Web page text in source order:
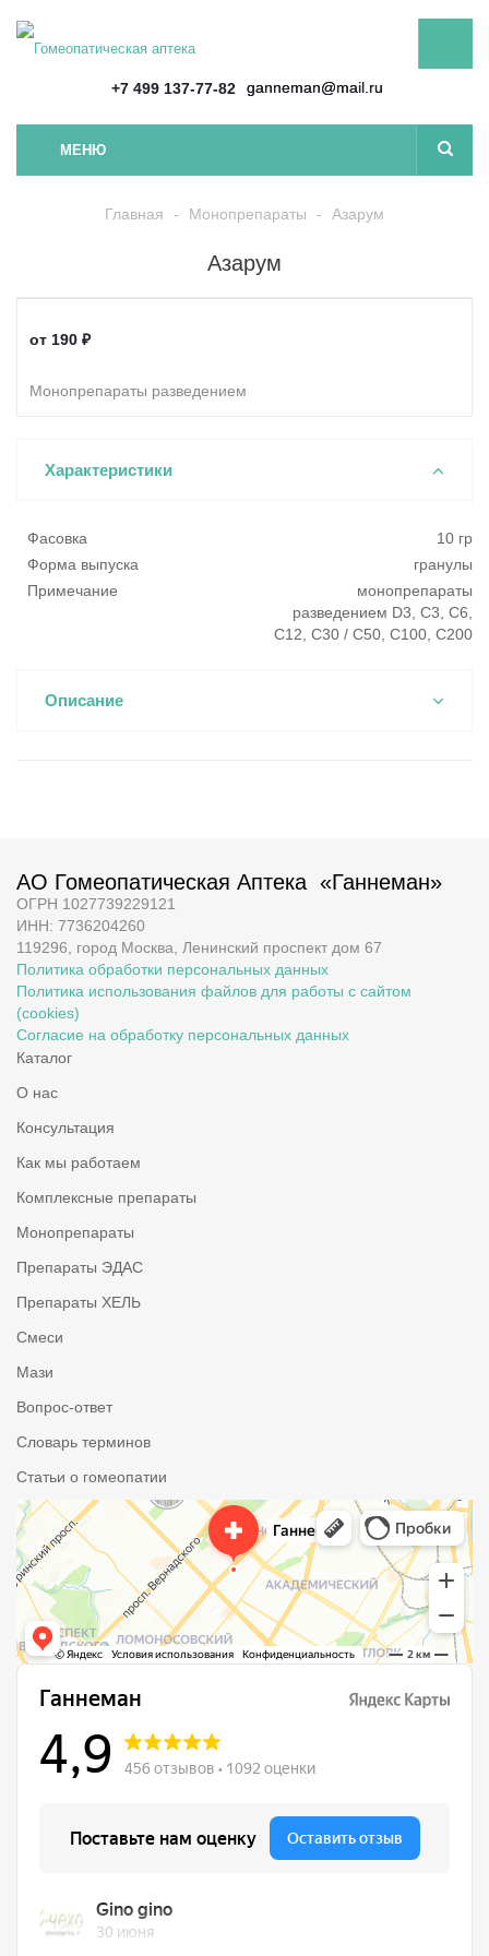
+7 499 137-77-82 ganneman@mail.ru
МЕНЮ
Главная - Монопрепараты - Азарум
Азарум
от 190 ₽
Монопрепараты разведением
Характеристики
Фасовка
10 гр
Форма выпуска
гранулы
Примечание
монопрепараты
разведением D3, C3, C6,
C12, C30 / С50, С100, С200
Описание
АО Гомеопатическая Аптека «Ганнеман»
ОГРН 1027739229121
ИНН: 7736204260
119296, город Москва, Ленинский проспект дом 67
Политика обработки персональных данных
Политика использования файлов для работы с сайтом
(cookies)
Согласие на обработку персональных данных
Каталог
О нас
Консультация
Как мы работаем
Комплексные препараты
Монопрепараты
Препараты ЭДАС
Препараты ХЕЛЬ
Смеси
Мази
Вопрос-ответ
Словарь терминов
Статьи о гомеопатии